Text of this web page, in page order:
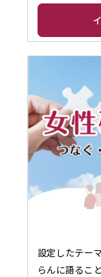
設定したテー
らんに語るこ